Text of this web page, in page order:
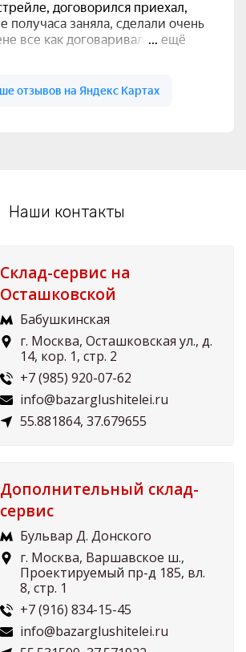
Наши контакты
Склад-сервис на
Осташковской
Бабушкинская
г. Москва, Осташковская ул., д.
14, кор. 1, стр. 2
+7 (985) 920-07-62
info@bazarglushitelei.ru
55.881864, 37.679655
Дополнительный склад-
сервис
Бульвар Д. Донского
г. Москва, Варшавское ш.,
Проектируемый пр-д 185, вл.
8, стр. 1
+7 (916) 834-15-45
info@bazarglushitelei.ru